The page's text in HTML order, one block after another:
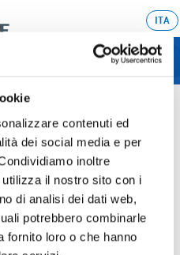
contenuti ed
dei social media e per
inoltre
il nostro sito con i
di analisi dei dati web,
potrebbero combinarle
fornito loro o che hanno
ITA
approving the Financial
Last update: 2015/12/29 9:07
THE